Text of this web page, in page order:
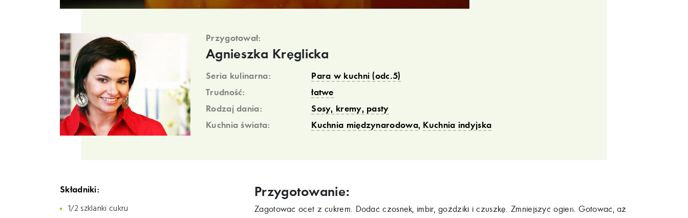
Przygotował:
Agnieszka Kręglicka
Seria kulinarna:
Para w kuchni (odc.5)
Trudność:
łatwe
Rodzaj dania:
Sosy, kremy, pasty
Kuchnia świata:
Kuchnia międzynarodowa, Kuchnia indyjska
Składniki:
1/2 szklanki cukru
Przygotowanie:
Zagotować ocet z cukrem. Dodać czosnek, imbir, goździki i czuszkę. Zmniejszyć ogień. Gotować, aż